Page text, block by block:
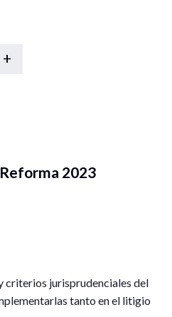
+
2023
criterios jurisprudenciales del
tanto en el litigio